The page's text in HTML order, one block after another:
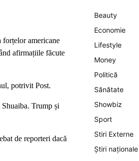
americane
afirmațiile făcute
potrivit Post.
Trump și
de reporteri dacă
Beauty
Economie
Lifestyle
Money
Politică
Sănătate
Showbiz
Sport
Stiri Externe
Știri naționale